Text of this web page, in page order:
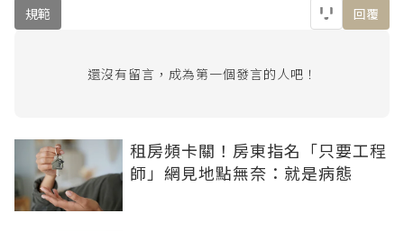
規範 回覆
還沒有留言，成為第一個發言的人吧！
租房頻卡關！房東指名「只要工程
師」網見地點無奈：就是病態